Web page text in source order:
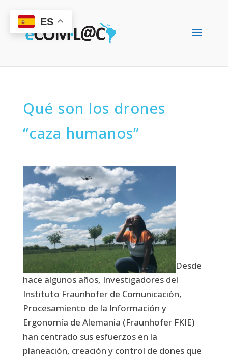
Qué son los drones
“caza humanos”
Desde
hace algunos años, Investigadores del
Instituto Fraunhofer de Comunicación,
Procesamiento de la Información y
Ergonomía de Alemania (Fraunhofer FKIE)
han centrado sus esfuerzos en la
planeación, creación y control de dones que
ES